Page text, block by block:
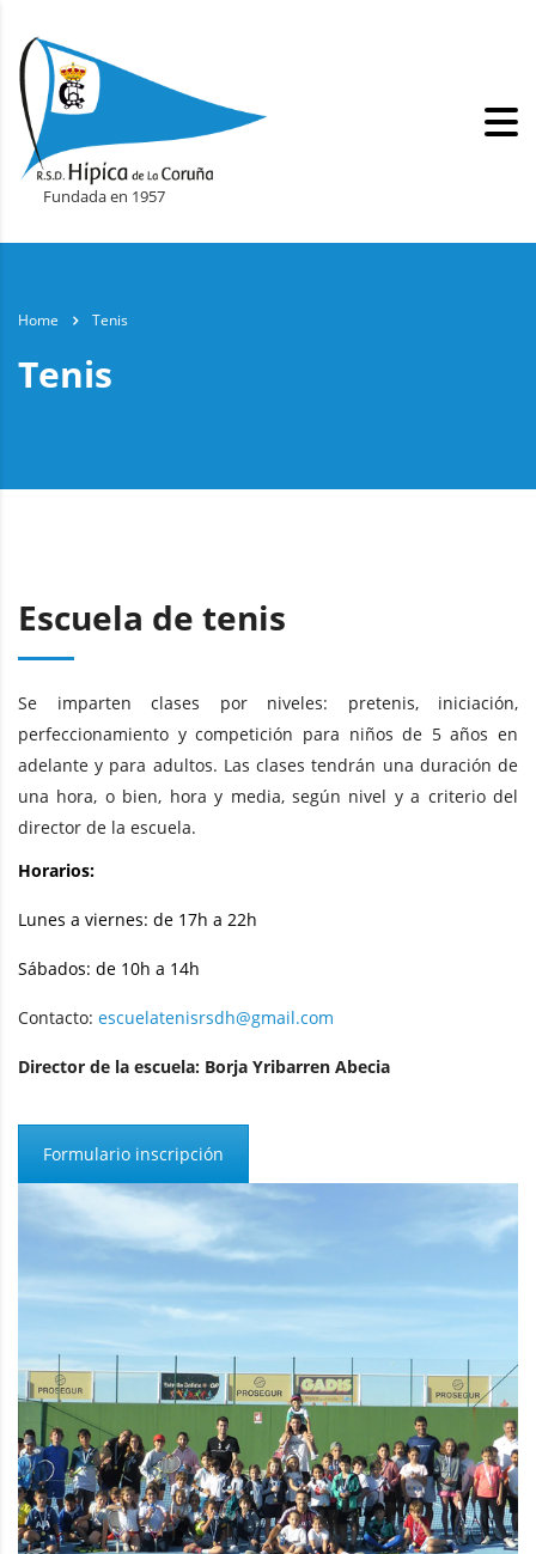
Fundada en 1957
Home Tenis
Tenis
Escuela de tenis
Se imparten clases por niveles: pretenis, iniciación,
perfeccionamiento y competición para niños de 5 años en
adelante y para adultos. Las clases tendrán una duración de
una hora, o bien, hora y media, según nivel y a criterio del
director de la escuela.
Horarios:
Lunes a viernes: de 17h a 22h
Sábados: de 10h a 14h
Contacto: escuelatenisrsdh@gmail.com
Director de la escuela: Borja Yribarren Abecia
Formulario inscripción